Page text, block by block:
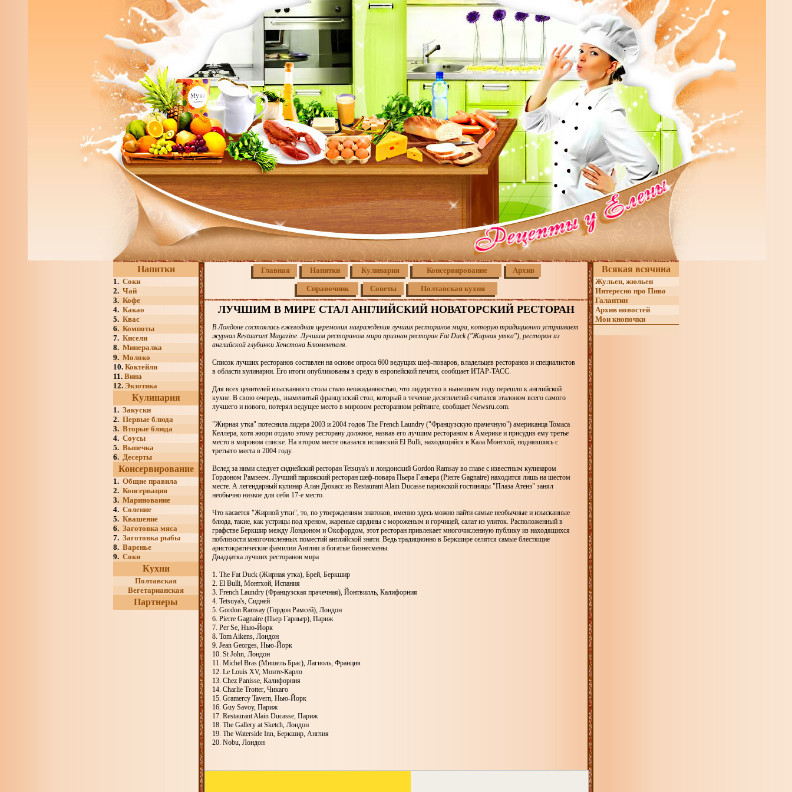
Напитки
1. Соки
2. Чай
3. Кофе
4. Какао
5. Квас
6. Компоты
7. Кисели
8. Минералка
9. Молоко
10. Коктейли
11. Вина
12. Экзотика
Кулинария
1. Закуски
2. Первые блюда
3. Вторые блюда
4. Соусы
5. Выпечка
6. Десерты
Консервирование
1. Общие правила
2. Консервация
3. Маринование
4. Соление
5. Квашение
6. Заготовка мяса
7. Заготовка рыбы
8. Варенье
9. Соки
Кухни
Полтавская
Вегетарианская
Партнеры
Главная Напитки Кулинария Консервирование Архив
Справочник Советы Полтавская кухня
ЛУЧШИМ В МИРЕ СТАЛ АНГЛИЙСКИЙ НОВАТОРСКИЙ РЕСТОРАН
В Лондоне состоялась ежегодная церемония награждения лучших ресторанов мира, которую традиционно устраивает
журнал Restaurant Magazine. Лучшим рестораном мира признан ресторан Fat Duck ("Жирная утка"), ресторан из
английской глубинки Хенстона Блюменталя.
Список лучших ресторанов составлен на основе опроса 600 ведущих шеф-поваров, владельцев ресторанов и специалистов
в области кулинарии. Его итоги опубликованы в среду в европейской печати, сообщает ИТАР-ТАСС.
Для всех ценителей изысканного стола стало неожиданностью, что лидерство в нынешнем году перешло к английской
кухне. В свою очередь, знаменитый французский стол, который в течение десятилетий считался эталоном всего самого
лучшего и нового, потерял ведущее место в мировом ресторанном рейтинге, сообщает Newsru.com.
"Жирная утка" потеснила лидера 2003 и 2004 годов The French Laundry ("Французскую прачечную") американца Томаса
Келлера, хотя жюри отдало этому ресторану должное, назвав его лучшим рестораном в Америке и присудив ему третье
место в мировом списке. На втором месте оказался испанский El Bulli, находящийся в Кала Монтхой, поднявшись с
третьего места в 2004 году.
Вслед за ними следует сиднейский ресторан Tetsuya's и лондонский Gordon Ramsay во главе с известным кулинаром
Гордоном Рамзеем. Лучший парижский ресторан шеф-повара Пьера Ганьера (Pierre Gagnaire) находится лишь на шестом
месте. А легендарный кулинар Алан Дюкасс из Restaurant Alain Ducasse парижской гостиницы "Плаза Атенэ" занял
необычно низкое для себя 17-е место.
Что касается "Жирной утки", то, по утверждениям знатоков, именно здесь можно найти самые необычные и изысканные
блюда, такие, как устрицы под хреном, жареные сардины с мороженым и горчицей, салат из улиток. Расположенный в
графстве Беркшир между Лондоном и Оксфордом, этот ресторан привлекает многочисленную публику из находящихся
поблизости многочисленных поместий английской знати. Ведь традиционно в Беркшире селятся самые блестящие
аристократические фамилии Англии и богатые бизнесмены.
Двадцатка лучших ресторанов мира
1. The Fat Duck (Жирная утка), Брей, Беркшир
2. El Bulli, Монтхой, Испания
3. French Laundry (Французская прачечная), Йонтвилль, Калифорния
4. Tetsuya's, Сидней
5. Gordon Ramsay (Гордон Рамсей), Лондон
6. Pierre Gagnaire (Пьер Гарньер), Париж
7. Per Se, Нью-Йорк
8. Tom Aikens, Лондон
9. Jean Georges, Нью-Йорк
10. St John, Лондон
11. Michel Bras (Мишель Брас), Лагиоль, Франция
12. Le Louis XV, Монте-Карло
13. Chez Panisse, Калифорния
14. Charlie Trotter, Чикаго
15. Gramercy Tavern, Нью-Йорк
16. Guy Savoy, Париж
17. Restaurant Alain Ducasse, Париж
18. The Gallery at Sketch, Лондон
19. The Waterside Inn, Беркшир, Англия
20. Nobu, Лондон
Всякая всячина
Жульен, жюльен
Интересно про Пиво
Галантин
Архив новостей
Мои кнопочки